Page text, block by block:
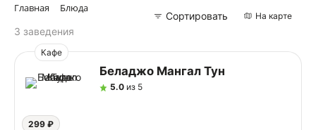
Главная Блюда
3 заведения
Сортировать На карте
Кафе
Беладжо Мангал Тун
5.0из 5
299 ₽